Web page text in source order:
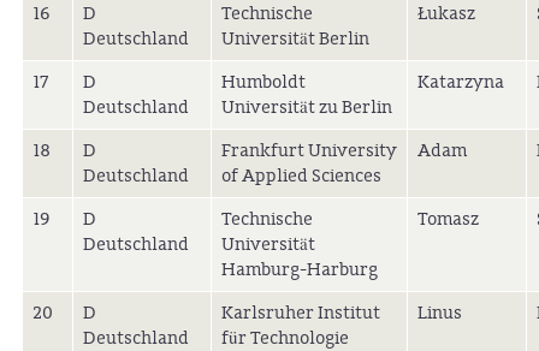
16
D
Deutschland
Technische
Universität Berlin
Łukasz
17
D
Deutschland
Humboldt
Universität zu Berlin
Katarzyna
18
D
Deutschland
Frankfurt University
of Applied Sciences
Adam
19
D
Deutschland
Technische
Universität
Hamburg-Harburg
Tomasz
20
D
Deutschland
Karlsruher Institut
für Technologie
Linus